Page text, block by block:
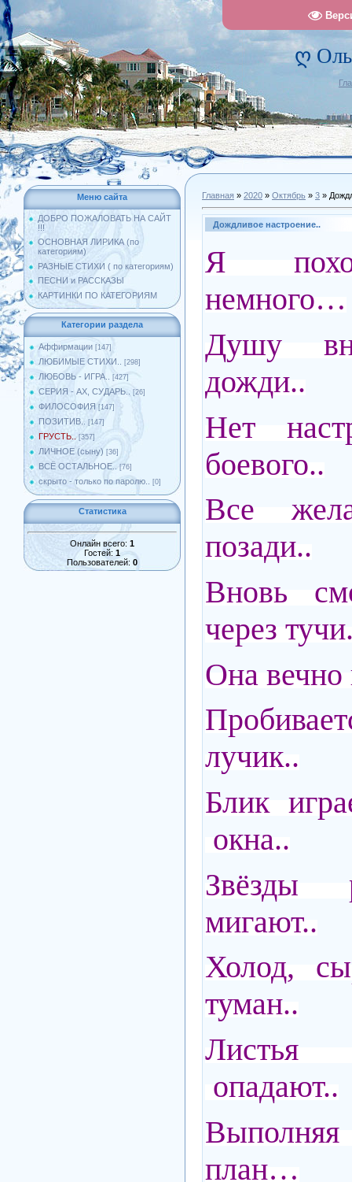
ღ
Меню сайта
ДОБРО ПОЖАЛОВАТЬ НА САЙТ
!!!
ОСНОВНАЯ ЛИРИКА (по
категориям)
РАЗНЫЕ СТИХИ ( по категориям)
ПЕСНИ и РАССКАЗЫ
КАРТИНКИ ПО КАТЕГОРИЯМ
Категории раздела
Аффирмации [147]
ЛЮБИМЫЕ СТИХИ.. [298]
ЛЮБОВЬ - ИГРА.. [427]
СЕРИЯ - АХ, СУДАРЬ.. [26]
ФИЛОСОФИЯ [147]
ПОЗИТИВ.. [147]
ГРУСТЬ.. [357]
ЛИЧНОЕ (сыну) [36]
ВСЁ ОСТАЛЬНОЕ.. [76]
скрыто - только по паролю.. [0]
Статистика
Онлайн всего: 1
Гостей: 1
Пользователей: 0
Главная » 2020 » Октябрь » 3 »
Дождливое настроение..
Я
немного…
Душу
дожди..
Нет
боевого..
Все
позади..
Вновь
через
Она вечно
лучик..
Блик
окна..
Звёзды
мигают..
Холод,
туман..
Листья
опадают..
план…